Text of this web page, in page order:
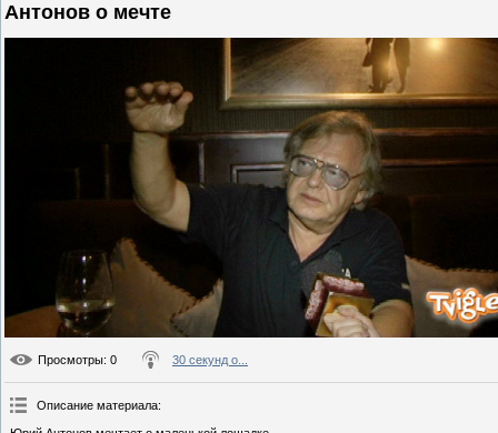
Антонов о мечте
Просмотры: 0 30 секунд о...
Описание материала: